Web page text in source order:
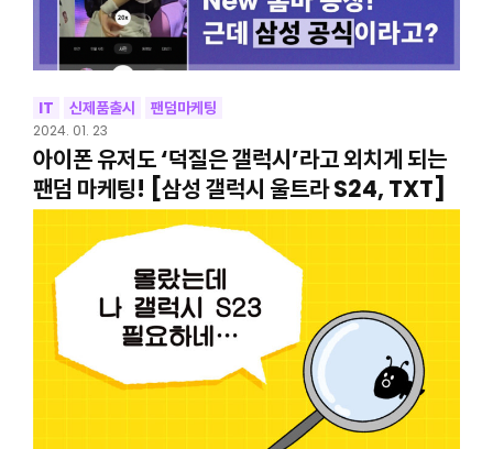
IT 신제품출시 팬덤마케팅
2024. 01. 23
아이폰 유저도 ‘덕질은 갤럭시’라고 외치게 되는
팬덤 마케팅! [삼성 갤럭시 울트라 S24, TXT]